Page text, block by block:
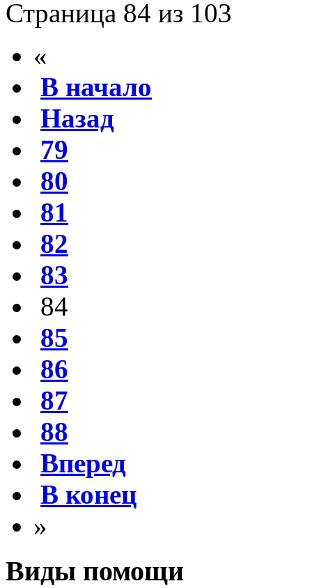
Страница 84 из 103
«
В начало
Назад
79
80
81
82
83
84
85
86
87
88
Вперед
В конец
»
Виды помощи